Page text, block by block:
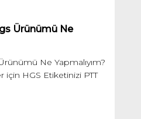
Ürünümü Ne
Ne Yapmalıyım?
için HGS Etiketinizi PTT